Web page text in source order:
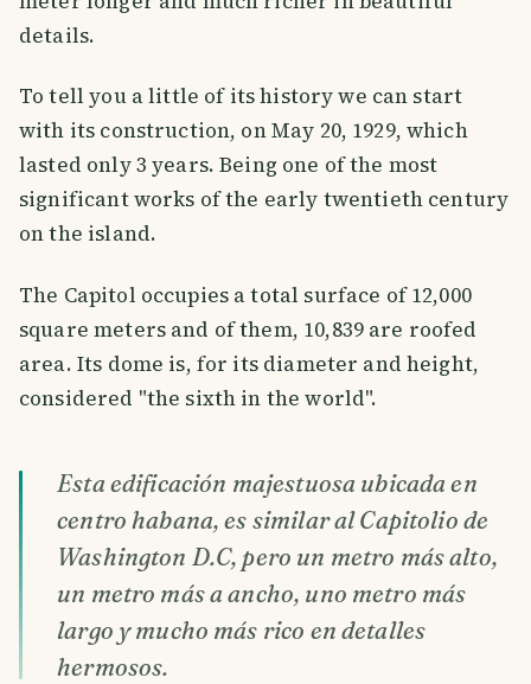
details.
To tell you a little of its history we can start
with its construction, on May 20, 1929, which
lasted only 3 years. Being one of the most
significant works of the early twentieth century
on the island.
The Capitol occupies a total surface of 12,000
square meters and of them, 10,839 are roofed
area. Its dome is, for its diameter and height,
considered "the sixth in the world".
Esta edificación majestuosa ubicada en
centro habana, es similar al Capitolio de
Washington D.C, pero un metro más alto,
un metro más a ancho, uno metro más
largo y mucho más rico en detalles
hermosos.